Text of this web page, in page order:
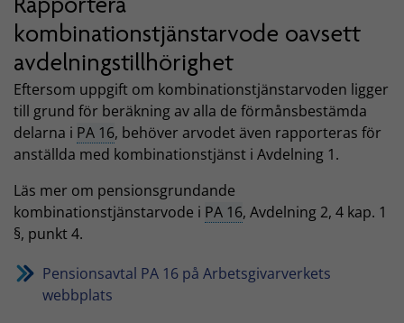
kombinationstjänstarvode oavsett
avdelningstillhörighet
Eftersom uppgift om kombinationstjänstarvoden ligger
till grund för beräkning av alla de förmånsbestämda
delarna i PA 16, behöver arvodet även rapporteras för
anställda med kombinationstjänst i Avdelning 1.
Läs mer om pensionsgrundande
kombinationstjänstarvode i PA 16, Avdelning 2, 4 kap. 1
§, punkt 4.
Pensionsavtal PA 16 på Arbetsgivarverkets
webbplats